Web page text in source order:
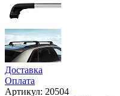
Доставка
Оплата
Артикул: 20504